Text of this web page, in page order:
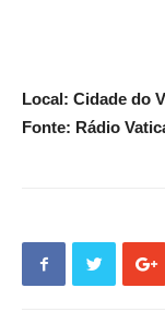
Local: Cidade do
Fonte: Rádio